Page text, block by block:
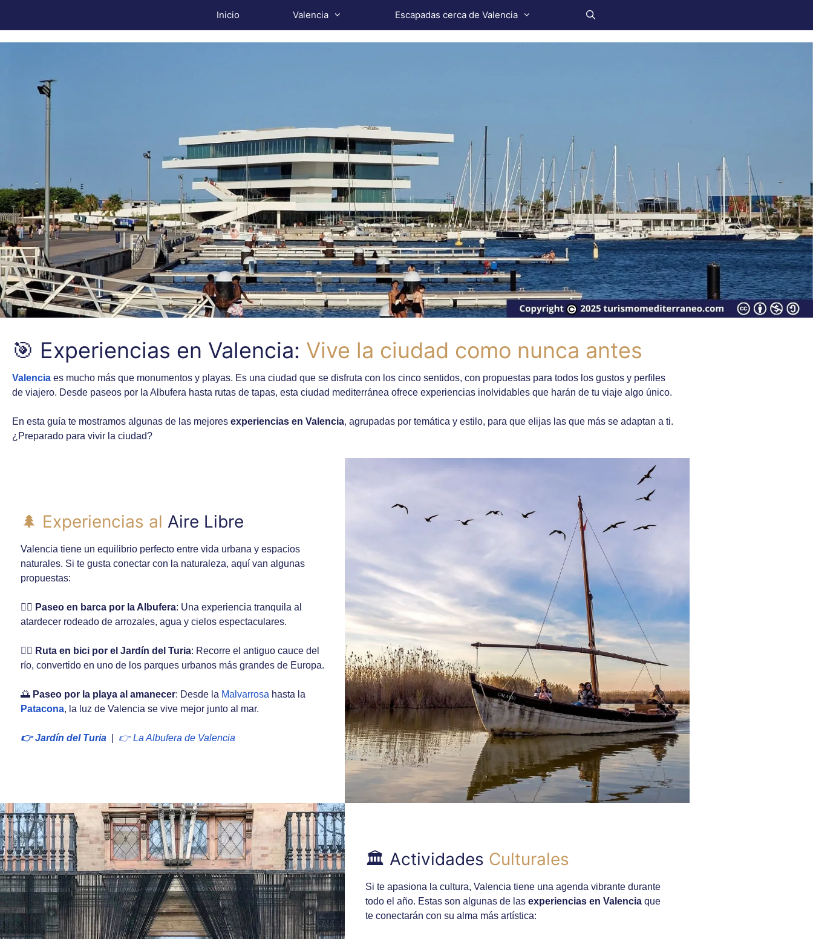
Inicio Valencia Escapadas cerca de Valencia
🎯 Experiencias en Valencia: Vive la ciudad como nunca antes
Valencia es mucho más que monumentos y playas. Es una ciudad que se disfruta con los cinco sentidos, con propuestas para todos los gustos y perfiles
de viajero. Desde paseos por la Albufera hasta rutas de tapas, esta ciudad mediterránea ofrece experiencias inolvidables que harán de tu viaje algo único.
En esta guía te mostramos algunas de las mejores experiencias en Valencia, agrupadas por temática y estilo, para que elijas las que más se adaptan a ti.
¿Preparado para vivir la ciudad?
🌲 Experiencias al Aire Libre
Valencia tiene un equilibrio perfecto entre vida urbana y espacios
naturales. Si te gusta conectar con la naturaleza, aquí van algunas
propuestas:
🚣‍♂️ Paseo en barca por la Albufera: Una experiencia tranquila al
atardecer rodeado de arrozales, agua y cielos espectaculares.
🚴‍♀️ Ruta en bici por el Jardín del Turia: Recorre el antiguo cauce del
río, convertido en uno de los parques urbanos más grandes de Europa.
🌅 Paseo por la playa al amanecer: Desde la Malvarrosa hasta la
Patacona, la luz de Valencia se vive mejor junto al mar.
👉 Jardín del Turia 👉 La Albufera de Valencia
🏛️ Actividades Culturales
Si te apasiona la cultura, Valencia tiene una agenda vibrante durante
todo el año. Estas son algunas de las experiencias en Valencia que
te conectarán con su alma más artística: